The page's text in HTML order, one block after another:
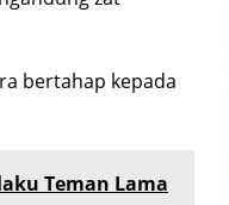
bertahap kepada
Teman Lama